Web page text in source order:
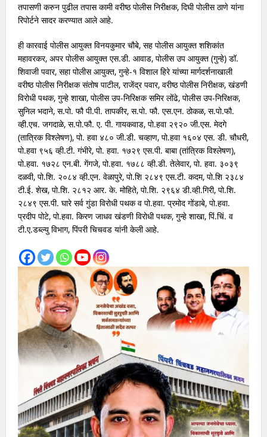
तपासणी करुन पुढील तपास कामी वरीष्ठ पोलीस निरीक्षक, दिघी पोलीस ठाणे यांना
रिपोर्टने सादर करण्यात आले आहे.
ही कारवाई पोलीस आयुक्त विनयकुमार चौबे, सह पोलीस आयुक्त शशिकांत
महावरकर, अपर पोलीस आयुक्त एस.डी. आवाड, पोलीस उप आयुक्त (गुन्हे) डॉ.
शिवाजी पवार, सहा पोलीस आयुक्त, गुन्हे-१ विशाल हिरे यांच्या मार्गदर्शनाखाली
वरीष्ठ पोलीस निरीक्षक संतोष पाटील, राजेंद्र पवार, वरीष्ठ पोलीस निरीक्षक, खंडणी
विरोधी पथक, गुन्हे शाखा, पोलीस उप-निरिक्षक समिर लोंढे, पोलीस उप-निरिक्षक,
सुनिल भदाने, स.पो. फौ पी.पी. तापकीर, स.पो. फौ. एस.एन. ठोकळ, स.पो.फौ.
व्ही.एच. जगदाळे, स.पो.फौ. ए. पी. गायकवाड, पो.हवा २९२० जी.एस. मेदगे
(तात्रिक विश्लेषण), पो. हवा ४८० जी.डी. चव्हाण, पो.हवा १६०४ एस. डी. चौधरी,
पो.हवा ९५६ व्ही.टी. गंभीरे, पो. हवा. १७२९ एस.पी. बाबा (तांत्रिक विश्लेषण),
पो.हवा. १७२८ एन.बी. गेंगजे, पो.हवा. १७८८ व्ही.डी. तेलेवार, पो. हवा. ३०३९
दळवी, पो.शि. २०८४ व्ही.एन. वेळापुरे, पो.शि २८४९ एस.टी. कदम, पो.शि २३८४
टी.ई. शेख, पो.शि. २८१२ आर. के. मोहिते, पो.शि. २९६४ डी.व्ही.गिरी, पो.शि.
२८४९ एस.पी. घारे सर्व गुंडा विरोधी पथक व पो.हवा. प्रमोद गोंडाबे, पो.हवा.
प्रदीप पोटे, पो.हवा. किरण जाधव खंडणी विरोधी पथक, गुन्हे शाखा, पिं.चिं. व
टी.ए.डब्ल्यु विभाग, पिंपरी चिचवड यांनी केली आहे.